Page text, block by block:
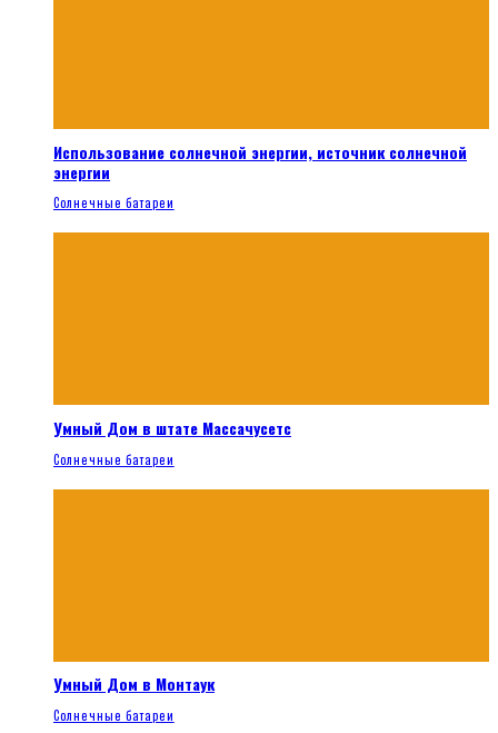
Использование солнечной энергии, источник солнечной
энергии
Солнечные батареи
Умный Дом в штате Массачусетс
Солнечные батареи
Умный Дом в Монтаук
Солнечные батареи